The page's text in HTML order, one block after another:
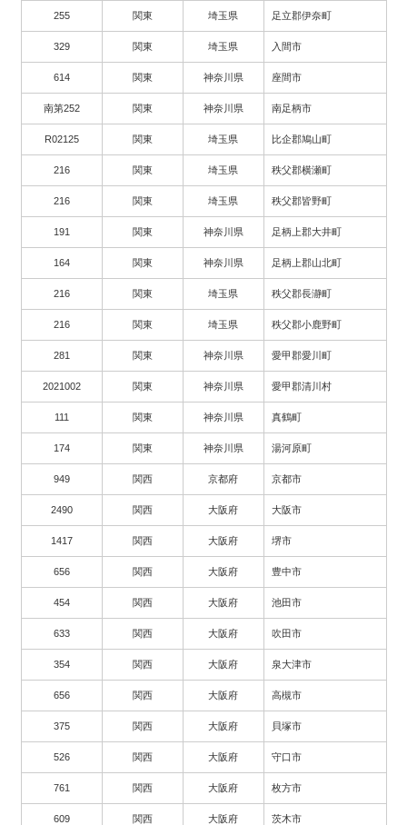
255 関東 埼玉県 足立郡伊奈町
329 関東 埼玉県 入間市
614 関東 神奈川県 座間市
南第252 関東 神奈川県 南足柄市
R02125 関東 埼玉県 比企郡鳩山町
216 関東 埼玉県 秩父郡横瀬町
216 関東 埼玉県 秩父郡皆野町
191 関東 神奈川県 足柄上郡大井町
164 関東 神奈川県 足柄上郡山北町
216 関東 埼玉県 秩父郡長瀞町
216 関東 埼玉県 秩父郡小鹿野町
281 関東 神奈川県 愛甲郡愛川町
2021002 関東 神奈川県 愛甲郡清川村
111 関東 神奈川県 真鶴町
174 関東 神奈川県 湯河原町
949 関西 京都府 京都市
2490 関西 大阪府 大阪市
1417 関西 大阪府 堺市
656 関西 大阪府 豊中市
454 関西 大阪府 池田市
633 関西 大阪府 吹田市
354 関西 大阪府 泉大津市
656 関西 大阪府 高槻市
375 関西 大阪府 貝塚市
526 関西 大阪府 守口市
761 関西 大阪府 枚方市
609 関西 大阪府 茨木市